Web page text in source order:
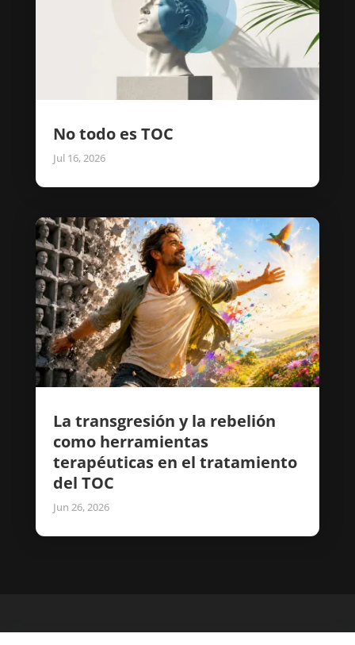
No todo es TOC
Jul 16, 2026
La transgresión y la rebelión
como herramientas
terapéuticas en el tratamiento
del TOC
Jun 26, 2026